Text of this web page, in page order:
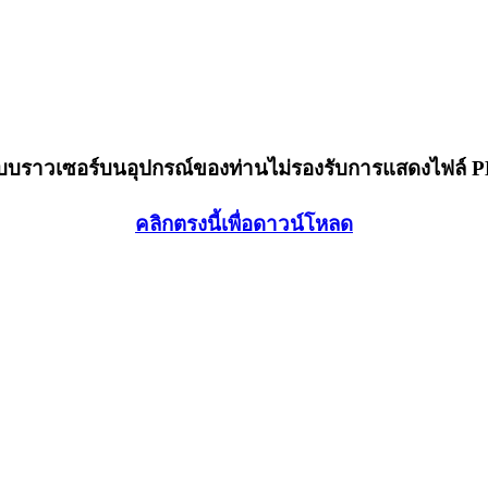
บราวเซอร์บนอุปกรณ์ของท่านไม่รองรับการแสดงไฟล์
คลิกตรงนี้เพื่อดาวน์โหลด